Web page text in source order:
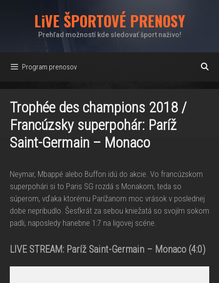
LiVE ŠPORTOVÉ PRENOSY
Prehľad možností kde sledovať šport naživo!
Program prenosov
Trophée des champions 2018 /
Francúzsky superpohár: Paríž
Saint-Germain – Monaco
Neymar, Mbappé alebo Buffon idú do akcie. Vo francúzskom
superpohári si to Paris SG rozdá s Monakom, teda so
súperom, vďaka ktorému Parížanom moc vrások v poslednej
dobe nepribudlo. Šesťkrát za sebou kniežatá so svojím sokom
padli, naposledy hanebne 1:7 na ligovej scéne.
LIVE STREAM: Paríž Saint-Germain – Monaco (4:0)